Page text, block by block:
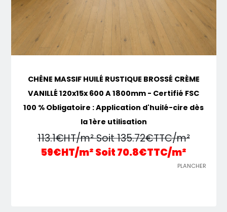
CHÊNE MASSIF HUILÉ RUSTIQUE BROSSÉ CRÈME
VANILLÉ 120x15x 600 A 1800mm - Certifié FSC
100 % Obligatoire : Application d'huilé-cire dès
la 1ère utilisation
113.1€HT/m² Soit 135.72€TTC/m²
59€HT/m² Soit 70.8€TTC/m²
PLANCHER